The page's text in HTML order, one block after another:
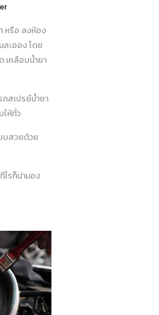
หรือ ลงห้อง
ละออง โดย
เคลือบน้ำยา
สเปรย์น้ำยา
ให้ทั่ว
บสวยด้วย
ไรก็น่ามอง